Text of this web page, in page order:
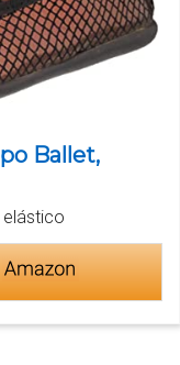
Ballet,
elástico